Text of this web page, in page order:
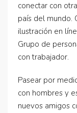
conectar con
país del mundo.
ilustración en
Grupo de
con trabajador.
Pasear por
con hombres y
nuevos amigos